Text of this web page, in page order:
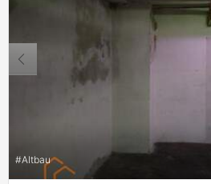
#Altbau